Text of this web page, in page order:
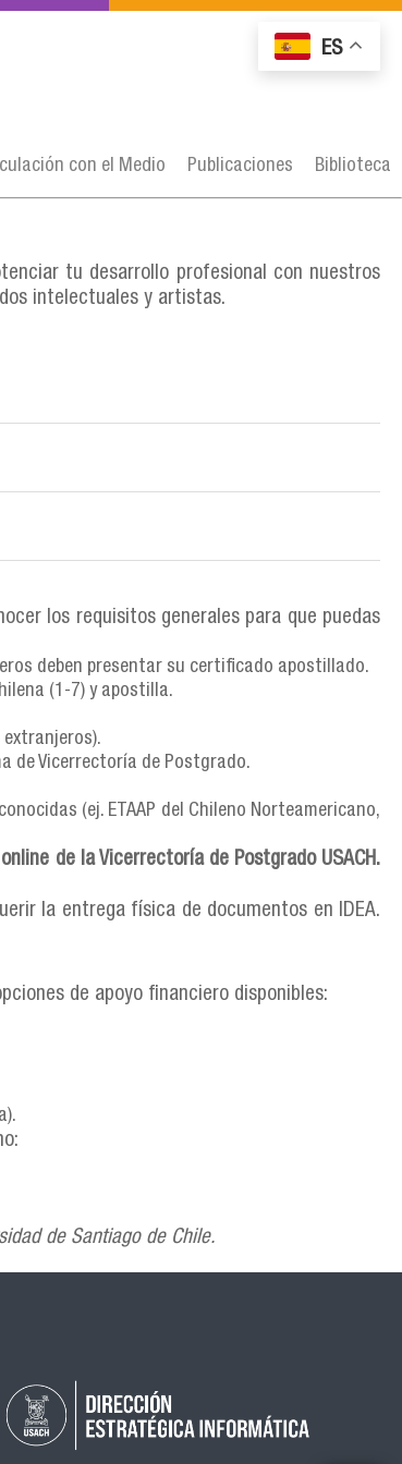
con el Medio Publicaciones Biblioteca
tu desarrollo profesional con nuestros
intelectuales y artistas.
y culturales de América Latina.
el encuentro entre intelectuales, artistas y
la apertura de futuras convocatorias.
movilización de los diversos actores en la
Mantente informado/a sobre las
Analizamos los complejos escenarios
culturas diversas.
finalizado. Te recomendamos consultar
los requisitos generales para que puedas
deben presentar su certificado apostillado.
(1-7) y apostilla.
de Vicerrectoría de Postgrado.
(ej. ETAAP del Chileno Norteamericano,
de la Vicerrectoría de Postgrado USACH.
la entrega física de documentos en IDEA.
de apoyo financiero disponibles:
de Santiago de Chile.
ES